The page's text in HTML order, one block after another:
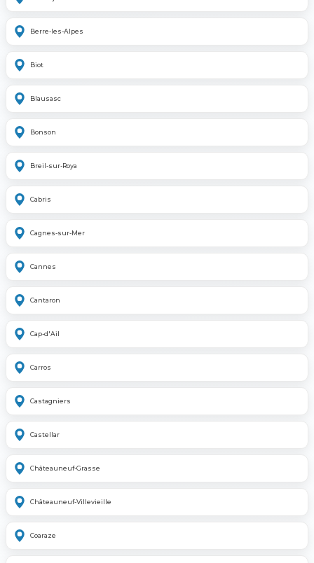
Berre-les-Alpes
Biot
Blausasc
Bonson
Breil-sur-Roya
Cabris
Cagnes-sur-Mer
Cannes
Cantaron
Cap-d'Ail
Carros
Castagniers
Castellar
Châteauneuf-Grasse
Châteauneuf-Villevieille
Coaraze